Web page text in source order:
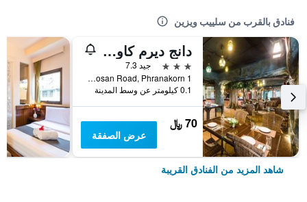
فنادق بالقرب من سلييب ويزين
دانج ديرم كاوسان
3 نجوم
جيد 7.3
1 Khaosan Road, Phranakorn, بانكوك, تايلاند
0.1 كيلومتر عن وسط المدينة
70 ﷼
عرض الصفقة
شاهد المزيد من الفنادق القريبة